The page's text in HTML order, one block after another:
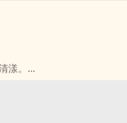
而已。
漾。